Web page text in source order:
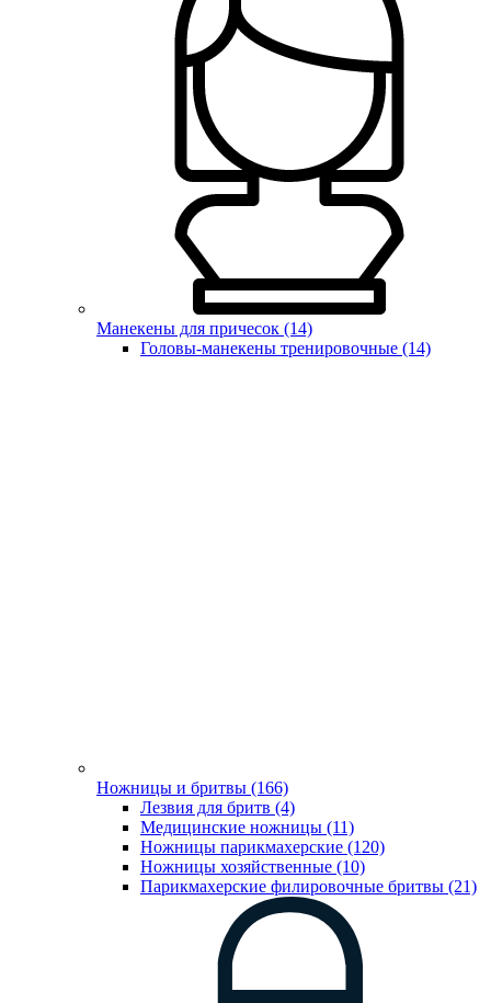
Манекены для причесок (14)
Головы-манекены тренировочные (14)
Ножницы и бритвы (166)
Лезвия для бритв (4)
Медицинские ножницы (11)
Ножницы парикмахерские (120)
Ножницы хозяйственные (10)
Парикмахерские филировочные бритвы (21)